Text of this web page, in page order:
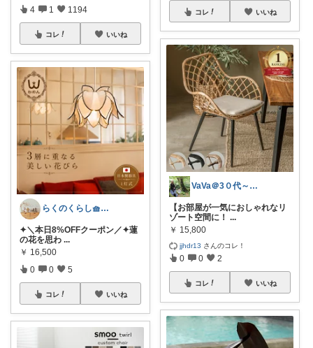
4 1 1194
コレ いいね
らくのくらし🧺手しごとで暮らしを整える
✦＼本日8%OFFクーポン／✦蓮
の花を思わ ...
￥ 16,500
0 0 5
コレ いいね
コレ いいね
VaVa＠3０代～初めての都内暮らし
【お部屋が一気におしゃれなリ
ゾート空間に！ ...
￥ 15,800
jjhdr13 さんのコレ！
0 0 2
コレ いいね